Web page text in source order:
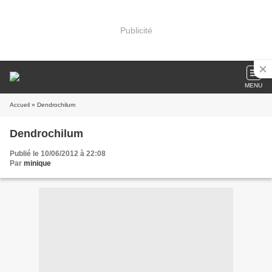
Publicité
MENU
Accueil » Dendrochilum
Dendrochilum
Publié le 10/06/2012 à 22:08
Par minique